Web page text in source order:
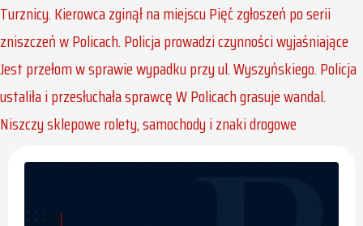
Turznicy. Kierowca zginął na miejscuPięć zgłoszeń po serii
zniszczeń w Policach. Policja prowadzi czynności wyjaśniające
Jest przełom w sprawie wypadku przy ul. Wyszyńskiego. Policja
ustaliła i przesłuchała sprawcęW Policach grasuje wandal.
Niszczy sklepowe rolety, samochody i znaki drogowe